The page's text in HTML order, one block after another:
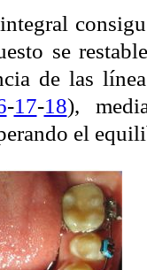
se
de las
-17-18),
el